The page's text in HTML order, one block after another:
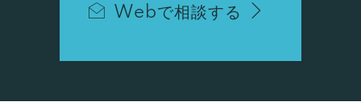
Webで相談する